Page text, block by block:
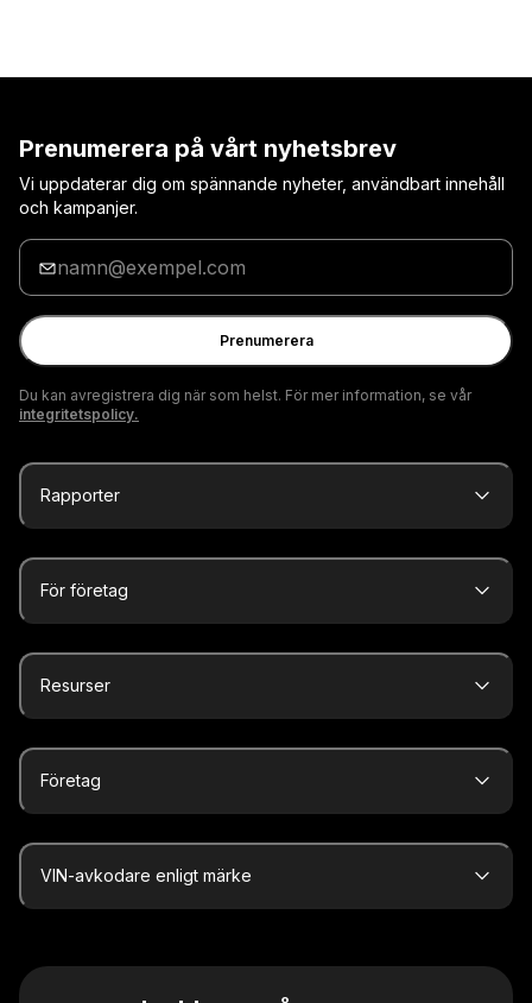
Prenumerera på vårt nyhetsbrev
Vi uppdaterar dig om spännande nyheter, användbart innehåll
och kampanjer.
Ange
din
e-
postadress
Prenumerera
Du kan avregistrera dig när som helst. För mer information, se vår
integritetspolicy.
Rapporter
För företag
Resurser
Företag
VIN-avkodare enligt märke